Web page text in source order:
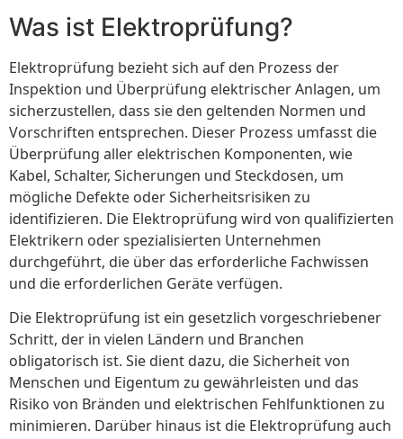
Was ist Elektroprüfung?
Elektroprüfung bezieht sich auf den Prozess der
Inspektion und Überprüfung elektrischer Anlagen, um
sicherzustellen, dass sie den geltenden Normen und
Vorschriften entsprechen. Dieser Prozess umfasst die
Überprüfung aller elektrischen Komponenten, wie
Kabel, Schalter, Sicherungen und Steckdosen, um
mögliche Defekte oder Sicherheitsrisiken zu
identifizieren. Die Elektroprüfung wird von qualifizierten
Elektrikern oder spezialisierten Unternehmen
durchgeführt, die über das erforderliche Fachwissen
und die erforderlichen Geräte verfügen.
Die Elektroprüfung ist ein gesetzlich vorgeschriebener
Schritt, der in vielen Ländern und Branchen
obligatorisch ist. Sie dient dazu, die Sicherheit von
Menschen und Eigentum zu gewährleisten und das
Risiko von Bränden und elektrischen Fehlfunktionen zu
minimieren. Darüber hinaus ist die Elektroprüfung auch